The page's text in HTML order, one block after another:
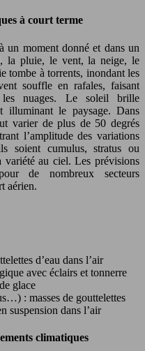
à court terme
un moment donné et dans un
la pluie, le vent, la neige, le
tombe à torrents, inondant les
souffle en rafales, faisant
nuages. Le soleil brille
illuminant le paysage. Dans
varier de plus de 50 degrés
l’amplitude des variations
soient cumulus, stratus ou
au ciel. Les prévisions
de nombreux secteurs
aérien.
d’eau dans l’air
avec éclairs et tonnerre
glace
: masses de gouttelettes
suspension dans l’air
climatiques